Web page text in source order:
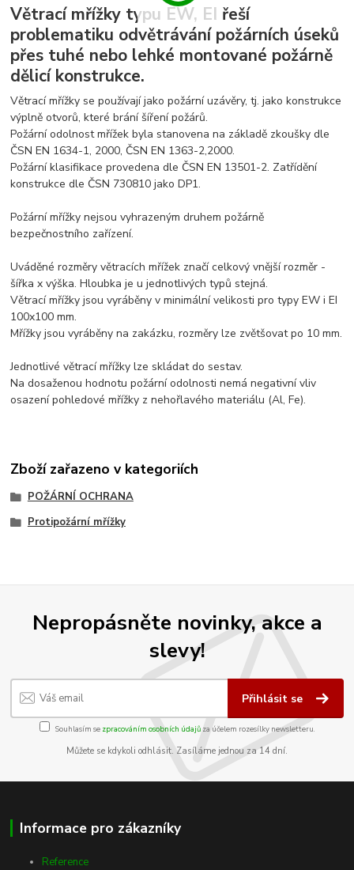
Větrací mřížky typu EW, EI řeší
problematiku odvětrávání požárních úseků
přes tuhé nebo lehké montované požárně
dělicí konstrukce.
Větrací mřížky se používají jako požární uzávěry, tj. jako konstrukce
výplně otvorů, které brání šíření požárů.
Požární odolnost mřížek byla stanovena na základě zkoušky dle
ČSN EN 1634-1, 2000, ČSN EN 1363-2,2000.
Požární klasifikace provedena dle ČSN EN 13501-2. Zatřídění
konstrukce dle ČSN 730810 jako DP1.
Požární mřížky nejsou vyhrazeným druhem požárně
bezpečnostního zařízení.
Uváděné rozměry větracích mřížek značí celkový vnější rozměr -
šířka x výška. Hloubka je u jednotlivých typů stejná.
Větrací mřížky jsou vyráběny v minimální velikosti pro typy EW i EI
100x100 mm.
Mřížky jsou vyráběny na zakázku, rozměry lze zvětšovat po 10 mm.
Jednotlivé větrací mřížky lze skládat do sestav.
Na dosaženou hodnotu požární odolnosti nemá negativní vliv
osazení pohledové mřížky z nehořlavého materiálu (Al, Fe).
Zboží zařazeno v kategoriích
POŽÁRNÍ OCHRANA
Protipožární mřížky
Nepropásněte novinky, akce a
slevy!
Přihlásit se
Souhlasím se zpracováním osobních údajůza účelem rozesílky newsletteru.
Můžete se kdykoli odhlásit. Zasíláme jednou za 14 dní.
Informace pro zákazníky
Reference